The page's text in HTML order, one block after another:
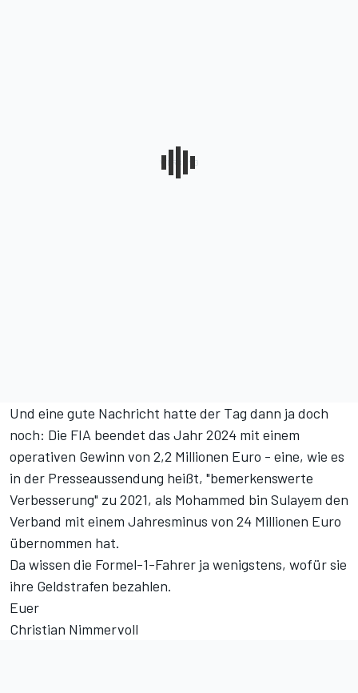
Und eine gute Nachricht hatte der Tag dann ja doch
noch: Die FIA beendet das Jahr 2024 mit einem
operativen Gewinn von 2,2 Millionen Euro - eine, wie es
in der Presseaussendung heißt, "bemerkenswerte
Verbesserung" zu 2021, als Mohammed bin Sulayem den
Verband mit einem Jahresminus von 24 Millionen Euro
übernommen hat.
Da wissen die Formel-1-Fahrer ja wenigstens, wofür sie
ihre Geldstrafen bezahlen.
Euer
Christian Nimmervoll